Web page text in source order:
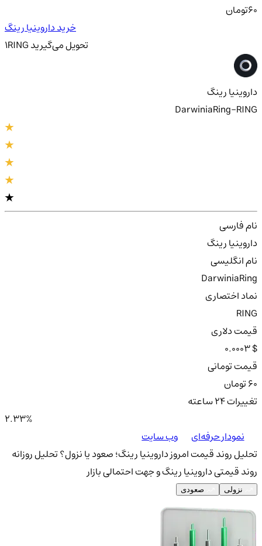
60تومان
خرید داروینیا رینگ
1RING تحویلمی‌گیرید
داروینیا رینگ
DarwiniaRing-RING
نام فارسی
داروینیا رینگ
نام انگلیسی
DarwiniaRing
نماد اختصاری
RING
قیمت دلاری
0.0003 $
قیمت تومانی
60 تومان
تغییرات ۲۴ ساعته
2.33%
نمودار حرفه‌ای
وب سایت
تحلیل روند قیمت امروز داروینیا رینگ؛ صعود یا نزول؟تحلیل روزانه
روند قیمتی داروینیا رینگ و جهت احتمالی بازار
نزولی صعودی